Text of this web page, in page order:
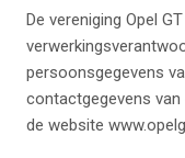
De vereniging Opel
persoonsgegevens
contactgegevens van
de website